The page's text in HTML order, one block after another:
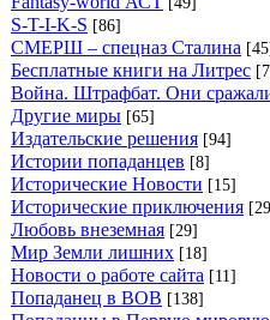
S-T-I-K-S [86]
СМЕРШ – спецназ Сталина
Бесплатные книги на Литрес
Война. Штрафбат. Они
Другие миры [65]
Издательские решения [94]
Истории попаданцев [8]
Исторические Новости [15]
Исторические приключения
Любовь внеземная [29]
Мир Земли лишних [18]
Новости о работе сайта [11]
Попаданец в ВОВ [138]